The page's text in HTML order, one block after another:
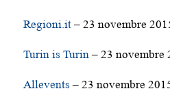
Regioni.it– 23 novembre
Turin is Turin– 23 novembre
Allevents – 23 novembre